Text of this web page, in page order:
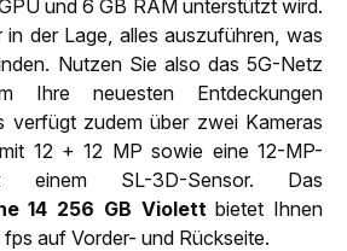
und 6 GB RAM unterstützt wird.
in der Lage, alles auszuführen, was
Nutzen Sie also das 5G-Netz
neuesten Entdeckungen
verfügt zudem über zwei Kameras
12 + 12 MP sowie eine 12-MP-
einem SL-3D-Sensor. Das
14 256 GB Violett bietet Ihnen
auf Vorder- und Rückseite.